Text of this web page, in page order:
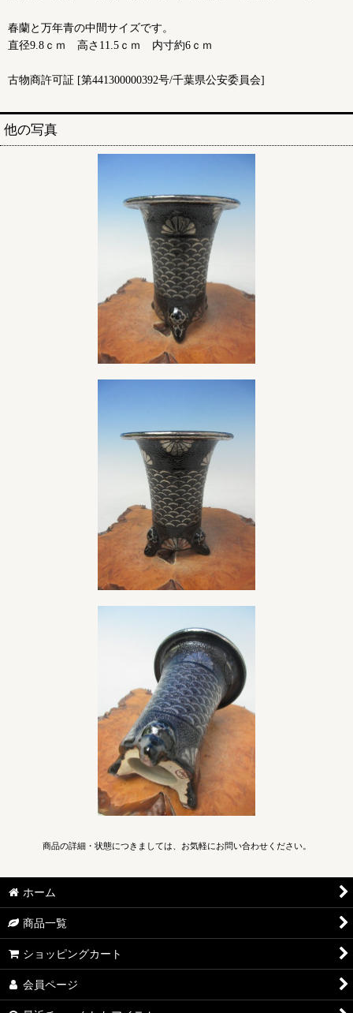
春蘭と万年青の中間サイズです。
直径9.8ｃｍ 高さ11.5ｃｍ 内寸約6ｃｍ
古物商許可証 [第441300000392号/千葉県公安委員会]
他の写真
商品の詳細・状態につきましては、お気軽にお問い合わせください。
ホーム
商品一覧
ショッピングカート
会員ページ